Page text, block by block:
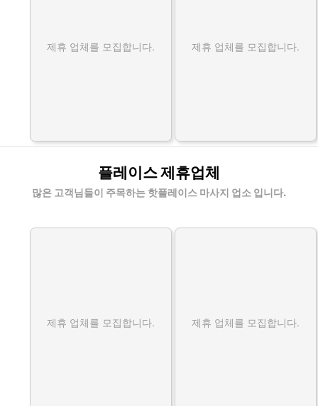
제휴 업체를 모집합니다. 제휴 업체를 모집합니다.
플레이스 제휴업체
많은 고객님들이 주목하는 핫플레이스 마사지 업소 입니다.
제휴 업체를 모집합니다. 제휴 업체를 모집합니다.